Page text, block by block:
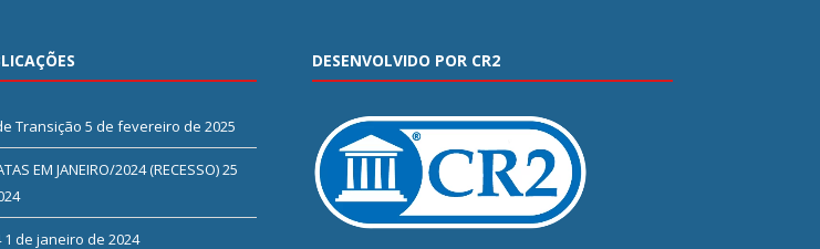
Transição 5 de fevereiro de 2025
EM JANEIRO/2024 (RECESSO)25
1 de janeiro de 2024
DESENVOLVIDO POR CR2